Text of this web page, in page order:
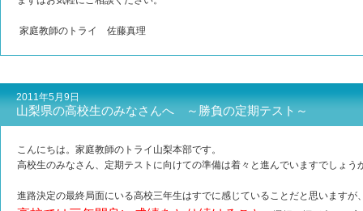
家庭教師のトライ 佐藤真理
2011年5月9日
山梨県の高校生のみなさんへ ～勝負の定期テスト～
こんにちは。家庭教師のトライ山梨本部です。
高校生のみなさん、定期テストに向けての準備は着々と進んでいますでしょう
進路決定の最終局面にいる高校三年生はすでに感じていることだと思いますが